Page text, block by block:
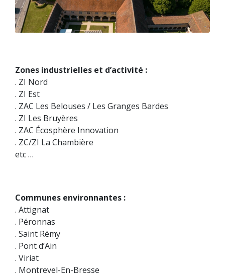
Zones industrielles et d’activité :
. ZI Nord
. ZI Est
. ZAC Les Belouses / Les Granges Bardes
. ZI Les Bruyères
. ZAC Écosphère Innovation
. ZC/ZI La Chambière
etc …
Communes environnantes :
. Attignat
. Péronnas
. Saint Rémy
. Pont d’Ain
. Viriat
. Montrevel-En-Bresse